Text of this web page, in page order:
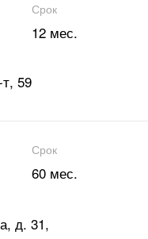
Срок
12 мес.
59
Срок
60 мес.
д. 31,